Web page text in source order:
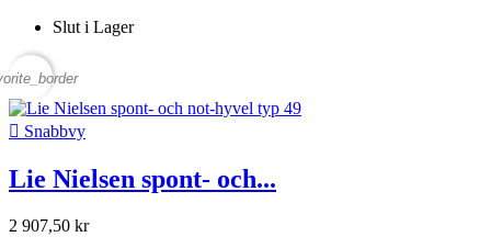
Slut i Lager
 Snabbvy
Lie Nielsen spont- och...
2 907,50 kr